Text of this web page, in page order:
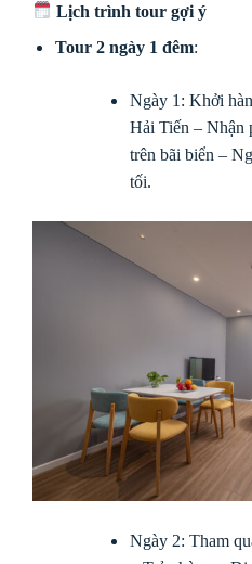
Lịch trình tour gợi ý
Tour 2 ngày 1 đêm:
Ngày 1: Khởi
Hải Tiến – Nhận
trên bãi biển –
tối.
Ngày 2: Tham